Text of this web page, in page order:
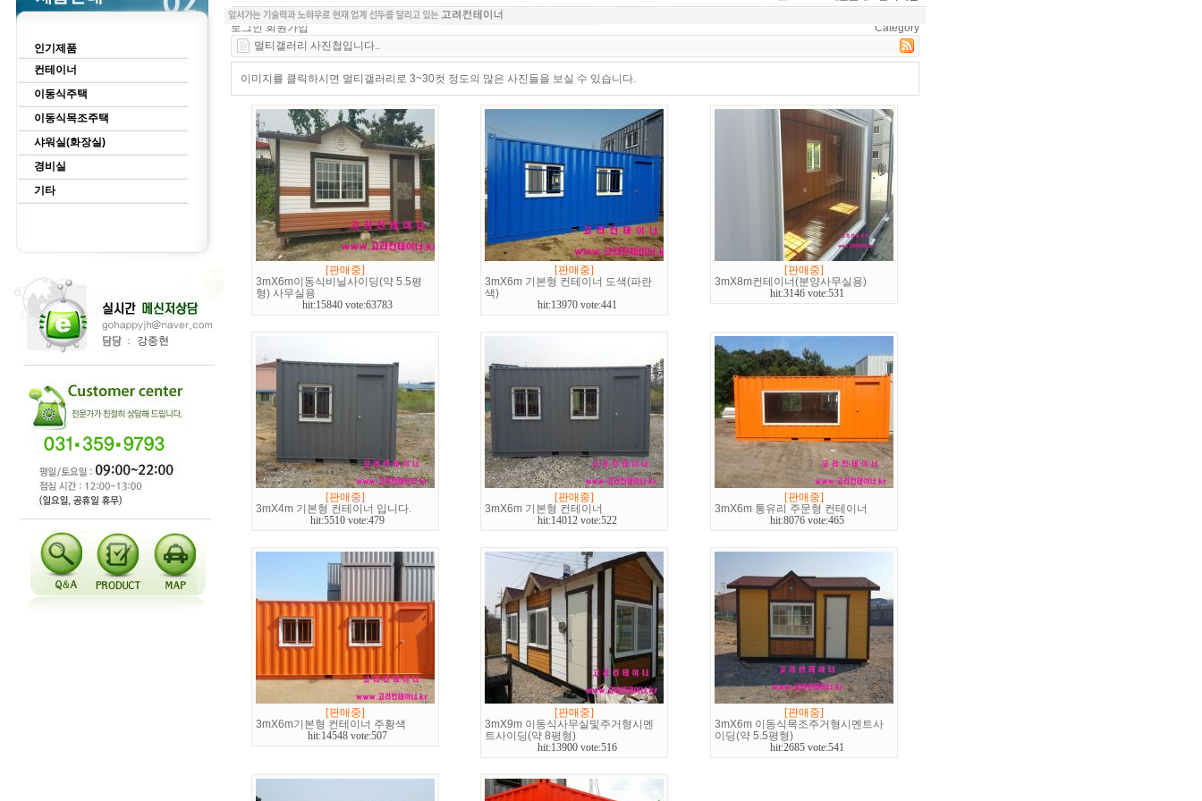
인기제품
컨테이너
이동식주택
이동식목조주택
샤워실(화장실)
경비실
기타
로그인 회원가입
Category
멀티갤러리 사진첩입니다..
이미지를 클릭하시면 멀티갤러리로 3~30컷 정도의 많은 사진들을 보실 수 있습니다.
[판매중]
3mX6m이동식비닐사이딩(약 5.5평
형) 사무실용
hit:15840 vote:63783
[판매중]
3mX6m 기본형 컨테이너 도색(파란
색)
hit:13970 vote:441
[판매중]
3mX8m컨테이너(분양사무실용)
hit:3146 vote:531
[판매중]
3mX4m 기본형 컨테이너 입니다.
hit:5510 vote:479
[판매중]
3mX6m 기본형 컨테이너
hit:14012 vote:522
[판매중]
3mX6m 통유리 주문형 컨테이너
hit:8076 vote:465
[판매중]
3mX6m기본형 컨테이너 주황색
hit:14548 vote:507
[판매중]
3mX9m 이동식사무실및주거형시멘
트사이딩(약 8평형)
hit:13900 vote:516
[판매중]
3mX6m 이동식목조주거형시멘트사
이딩(약 5.5평형)
hit:2685 vote:541